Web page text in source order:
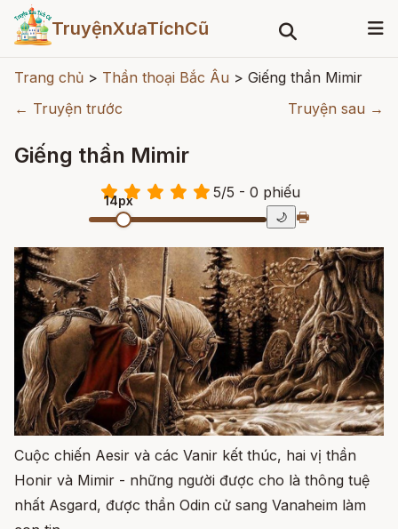
TruyệnXưaTíchCũ
Trang chủ > Thần thoại Bắc Âu > Giếng thần Mimir
← Truyện trước
Truyện sau →
Giếng thần Mimir
5/5 - 0 phiếu
14px
🌙 🖶
Cuộc chiến Aesir và các Vanir kết thúc, hai vị thần
Honir và Mimir - những người được cho là thông tuệ
nhất Asgard, được thần Odin cử sang Vanaheim làm